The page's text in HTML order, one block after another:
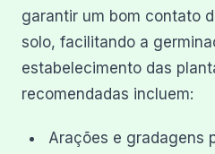
garantir um bom contato
solo, facilitando a
estabelecimento das
recomendadas incluem:
Arações e gradagens